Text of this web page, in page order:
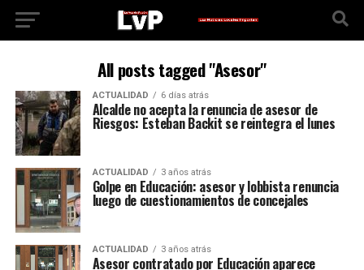
All posts tagged "Asesor"
ACTUALIDAD 6 días atrás
Alcalde no acepta la renuncia de asesor de
Riesgos: Esteban Backit se reintegra el lunes
ACTUALIDAD 3 años atrás
Golpe en Educación: asesor y lobbista renuncia
luego de cuestionamientos de concejales
ACTUALIDAD 3 años atrás
Asesor contratado por Educación aparece